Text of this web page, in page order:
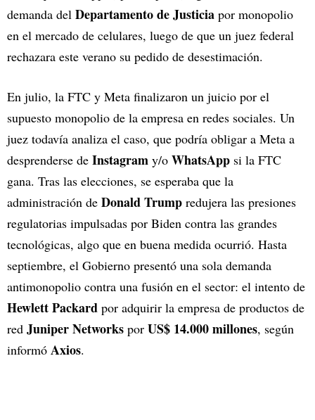
demanda del Departamento de Justicia por monopolio
en el mercado de celulares, luego de que un juez federal
rechazara este verano su pedido de desestimación.
En julio, la FTC y Meta finalizaron un juicio por el
supuesto monopolio de la empresa en redes sociales. Un
juez todavía analiza el caso, que podría obligar a Meta a
desprenderse de Instagram y/o WhatsApp si la FTC
gana. Tras las elecciones, se esperaba que la
administración de Donald Trump redujera las presiones
regulatorias impulsadas por Biden contra las grandes
tecnológicas, algo que en buena medida ocurrió. Hasta
septiembre, el Gobierno presentó una sola demanda
antimonopolio contra una fusión en el sector: el intento de
Hewlett Packard por adquirir la empresa de productos de
red Juniper Networks por US$ 14.000 millones, según
informó Axios.